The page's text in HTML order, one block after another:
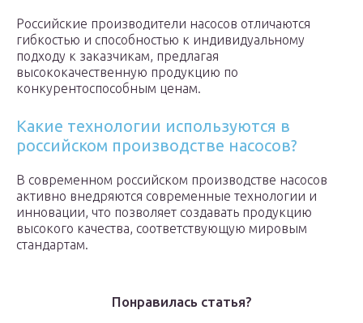
Российские производители насосов отличаются
гибкостью и способностью к индивидуальному
подходу к заказчикам, предлагая
высококачественную продукцию по
конкурентоспособным ценам.
Какие технологии используются в
российском производстве насосов?
В современном российском производстве насосов
активно внедряются современные технологии и
инновации, что позволяет создавать продукцию
высокого качества, соответствующую мировым
стандартам.
Понравилась статья?